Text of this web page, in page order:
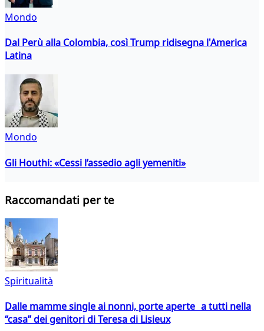
Mondo
Dal Perù alla Colombia, così Trump ridisegna l'America
Latina
Mondo
Gli Houthi: «Cessi l’assedio agli yemeniti»
Raccomandati per te
Spiritualità
Dalle mamme single ai nonni, porte aperte a tutti nella
“casa” dei genitori di Teresa di Lisieux